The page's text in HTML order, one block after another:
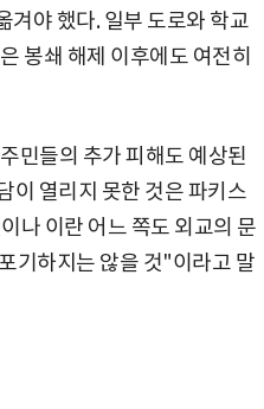
겨야 했다. 일부 도로와 학교
봉쇄 해제 이후에도 여전히
민들의 추가 피해도 예상된
이 열리지 못한 것은 파키스
나 이란 어느 쪽도 외교의 문
기하지는 않을 것"이라고 말